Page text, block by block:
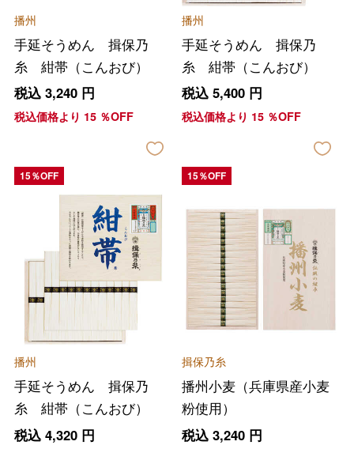
播州
手延そうめん 揖保乃
糸 紺帯（こんおび）
税込 3,240円
税込価格より 15％OFF
播州
手延そうめん 揖保乃
糸 紺帯（こんおび）
税込 5,400円
税込価格より 15％OFF
15％OFF
播州
手延そうめん 揖保乃
糸 紺帯（こんおび）
税込 4,320円
15％OFF
揖保乃糸
播州小麦（兵庫県産小麦
粉使用）
税込 3,240円